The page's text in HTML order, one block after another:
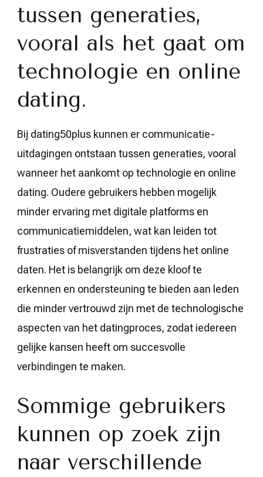
tussen generaties,
vooral als het gaat om
technologie en online
dating.
Bij dating50plus kunnen er communicatie-
uitdagingen ontstaan tussen generaties, vooral
wanneer het aankomt op technologie en online
dating. Oudere gebruikers hebben mogelijk
minder ervaring met digitale platforms en
communicatiemiddelen, wat kan leiden tot
frustraties of misverstanden tijdens het online
daten. Het is belangrijk om deze kloof te
erkennen en ondersteuning te bieden aan leden
die minder vertrouwd zijn met de technologische
aspecten van het datingproces, zodat iedereen
gelijke kansen heeft om succesvolle
verbindingen te maken.
Sommige gebruikers
kunnen op zoek zijn
naar verschillende